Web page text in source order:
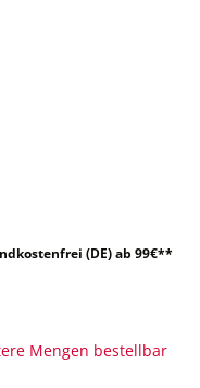
(DE) ab 99€**
Mengen bestellbar